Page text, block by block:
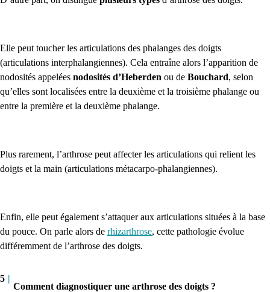
Elle peut toucher les articulations des phalanges des doigts
(articulations interphalangiennes). Cela entraîne alors l’apparition de
nodosités appelées nodosités d’Heberden ou de Bouchard, selon
qu’elles sont localisées entre la deuxième et la troisième phalange ou
entre la première et la deuxième phalange.
Plus rarement, l’arthrose peut affecter les articulations qui relient les
doigts et la main (articulations métacarpo-phalangiennes).
Enfin, elle peut également s’attaquer aux articulations situées à la base
du pouce. On parle alors de rhizarthrose, cette pathologie évolue
différemment de l’arthrose des doigts.
5 |
Comment diagnostiquer une arthrose des doigts ?